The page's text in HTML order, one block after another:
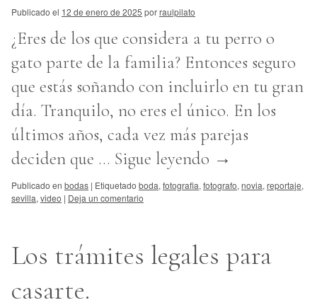
Publicado el 12 de enero de 2025 porraulpilato
¿Eres de los que considera a tu perro o
gato parte de la familia? Entonces seguro
que estás soñando con incluirlo en tu gran
día. Tranquilo, no eres el único. En los
últimos años, cada vez más parejas
deciden que … Sigue leyendo →
Publicado en bodas | Etiquetado boda, fotografia, fotografo, novia, reportaje,
sevilla, video | Deja un comentario
Los trámites legales para
casarte.